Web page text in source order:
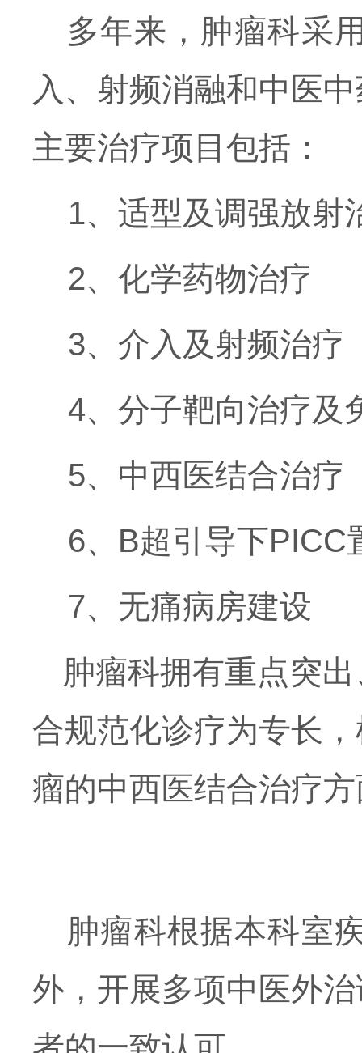
多年来，肿瘤科采
入、射频消融和中医
主要治疗项目包括：
1、适型及调强放射
2、化学药物治疗
3、介入及射频治疗
4、分子靶向治疗及
5、中西医结合治疗
6、B超引导下PICC
7、无痛病房建设
肿瘤科拥有重点突
合规范化诊疗为专长
瘤的中西医结合治疗
肿瘤科根据本科室
外，开展多项中医外